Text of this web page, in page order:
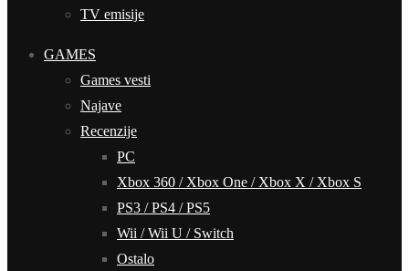
TV emisije
GAMES
Games vesti
Najave
Recenzije
PC
Xbox 360 / Xbox One / Xbox X / Xbox S
PS3 / PS4 / PS5
Wii / Wii U / Switch
Ostalo